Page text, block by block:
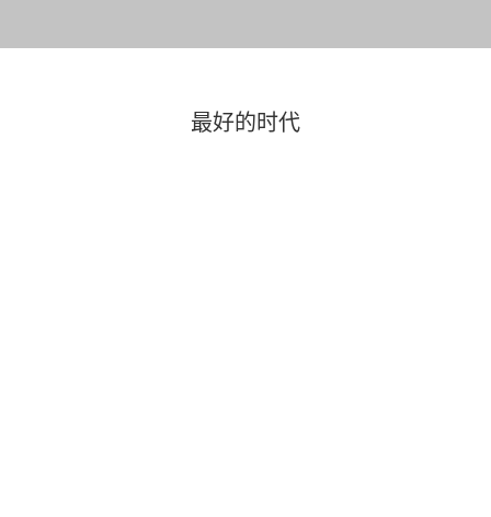
最好的时代